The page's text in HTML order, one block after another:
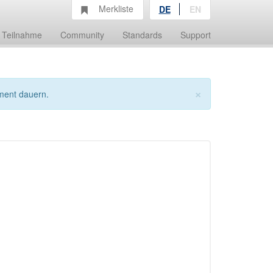
Teilnahme Community Standards Support
Merkliste DE EN
×
dauern.